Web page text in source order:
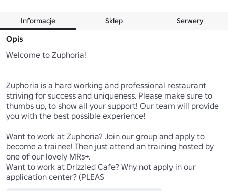
Informacje Sklep Serwery
Opis
Welcome to Zuphoria!
Zuphoria is a hard working and professional restaurant
striving for success and uniqueness. Please make sure to
thumbs up, to show all your support! Our team will provide
you with the best possible experience!
Want to work at Zuphoria? Join our group and apply to
become a trainee! Then just attend an training hosted by
one of our lovely MRs+.
Want to work at Drizzled Cafe? Why not apply in our
application center? (PLEAS